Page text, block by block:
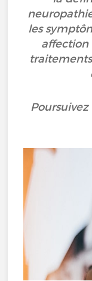
les
affection